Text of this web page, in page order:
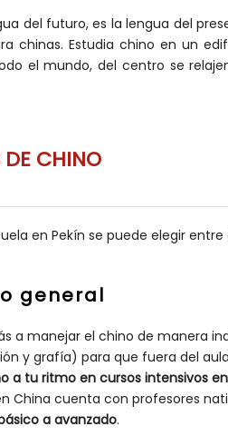
del futuro, es la lengua del
chinas. Estudia chino en un
el mundo, del centro se
DE CHINO
en Pekín se puede elegir
general
a manejar el chino de manera
y grafía) para que fuera del
a tu ritmo en cursos intensivos
China cuenta con profesores
a avanzado.